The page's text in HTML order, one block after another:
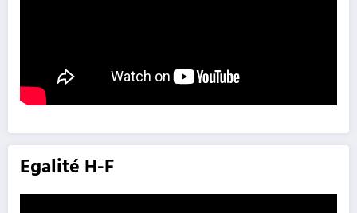
Egalité H-F